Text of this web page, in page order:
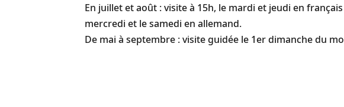
En juillet et août : visite à 15h, le mardi et jeudi en
mercredi et le samedi en allemand.
De mai à septembre : visite guidée le 1er dimanche du